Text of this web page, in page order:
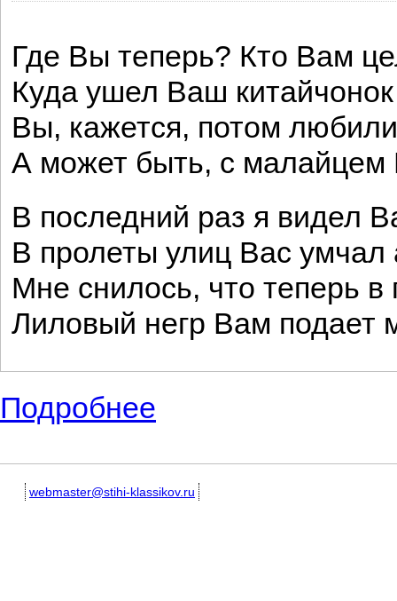
Где Вы теперь? Кто Вам
Куда ушел Ваш
Вы, кажется, потом
А может быть, с
В последний раз я видел
В пролеты улиц Вас умчал
Мне снилось, что теперь
Лиловый негр Вам подает
Подробнее
webmaster@stihi-klassikov.ru